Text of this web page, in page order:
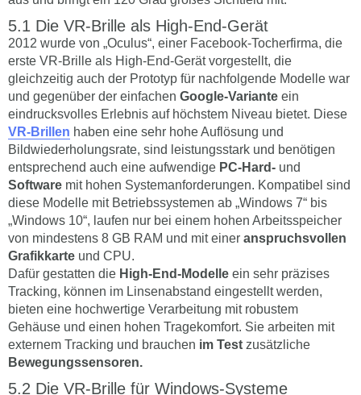
Die VR-Brille als High-End-Gerät
2012 wurde von „Oculus“, einer Facebook-Tocherfirma, die
erste VR-Brille als High-End-Gerät vorgestellt, die
gleichzeitig auch der Prototyp für nachfolgende Modelle war
und gegenüber der einfachen Google-Variante ein
eindrucksvolles Erlebnis auf höchstem Niveau bietet. Diese
VR-Brillen haben eine sehr hohe Auflösung und
Bildwiederholungsrate, sind leistungsstark und benötigen
entsprechend auch eine aufwendige PC-Hard- und
Software mit hohen Systemanforderungen. Kompatibel sind
diese Modelle mit Betriebssystemen ab „Windows 7“ bis
„Windows 10“, laufen nur bei einem hohen Arbeitsspeicher
von mindestens 8 GB RAM und mit einer anspruchsvollen
Grafikkarte und CPU.
Dafür gestatten die High-End-Modelle ein sehr präzises
Tracking, können im Linsenabstand eingestellt werden,
bieten eine hochwertige Verarbeitung mit robustem
Gehäuse und einen hohen Tragekomfort. Sie arbeiten mit
externem Tracking und brauchen im Test zusätzliche
Bewegungssensoren.
Die VR-Brille für Windows-Systeme